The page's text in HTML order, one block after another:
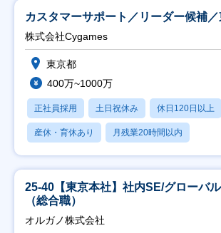
カスタマーサポート／リーダー候補
株式会社Cygames
東京都
400万~1000万
正社員採用 土日祝休み 休日120日以上
産休・育休あり 月残業20時間以内
25-40【東京本社】社内SE/グローバ
（総合職）
オルガノ株式会社